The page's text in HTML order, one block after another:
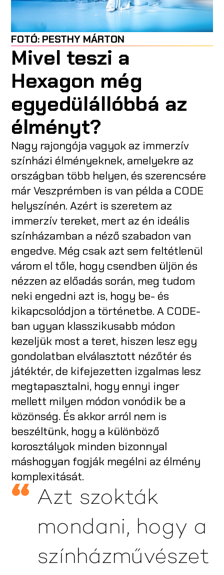
FOTÓ: PESTHY MÁRTON
Mivel teszi a
Hexagon még
egyedülállóbbá az
élményt?
Nagy rajongója vagyok az immerzív
színházi élményeknek, amelyekre az
országban több helyen, és szerencsére
már Veszprémben is van példa a CODE
helyszínén. Azért is szeretem az
immerzív tereket, mert az én ideális
színházamban a néző szabadon van
engedve. Még csak azt sem feltétlenül
várom el tőle, hogy csendben üljön és
nézzen az előadás során, meg tudom
neki engedni azt is, hogy be- és
kikapcsolódjon a történetbe. A CODE-
ban ugyan klasszikusabb módon
kezeljük most a teret, hiszen lesz egy
gondolatban elválasztott nézőtér és
játéktér, de kifejezetten izgalmas lesz
megtapasztalni, hogy ennyi inger
mellett milyen módon vonódik be a
közönség. És akkor arról nem is
beszéltünk, hogy a különböző
korosztályok minden bizonnyal
máshogyan fogják megélni az élmény
komplexitását.
Azt szokták
mondani, hogy a
színházművészet